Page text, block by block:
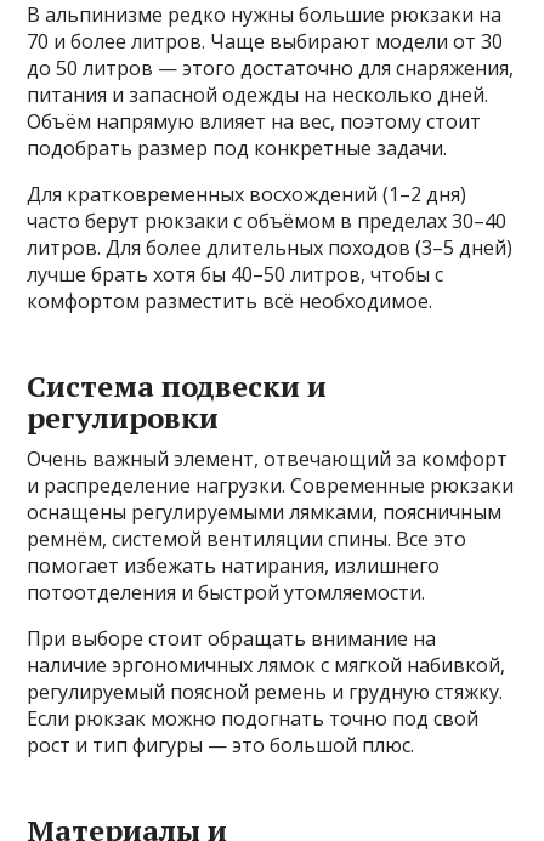
В альпинизме редко нужны большие рюкзаки на
70 и более литров. Чаще выбирают модели от 30
до 50 литров — этого достаточно для снаряжения,
питания и запасной одежды на несколько дней.
Объём напрямую влияет на вес, поэтому стоит
подобрать размер под конкретные задачи.
Для кратковременных восхождений (1–2 дня)
часто берут рюкзаки с объёмом в пределах 30–40
литров. Для более длительных походов (3–5 дней)
лучше брать хотя бы 40–50 литров, чтобы с
комфортом разместить всё необходимое.
Система подвески и
регулировки
Очень важный элемент, отвечающий за комфорт
и распределение нагрузки. Современные рюкзаки
оснащены регулируемыми лямками, поясничным
ремнём, системой вентиляции спины. Все это
помогает избежать натирания, излишнего
потоотделения и быстрой утомляемости.
При выборе стоит обращать внимание на
наличие эргономичных лямок с мягкой набивкой,
регулируемый поясной ремень и грудную стяжку.
Если рюкзак можно подогнать точно под свой
рост и тип фигуры — это большой плюс.
Материалы и